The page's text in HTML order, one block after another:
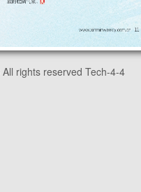
All rights reserved Tech-4-4